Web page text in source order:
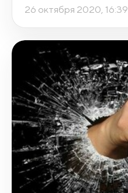
26 октября 2020, 16:39